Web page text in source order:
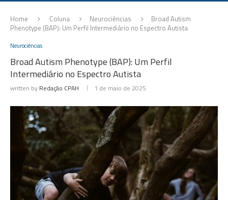
Home Coluna Neurociências
Broad Autism
Phenotype (BAP): Um Perfil Intermediário no Espectro Autista
Neurociências
Broad Autism Phenotype (BAP): Um Perfil
Intermediário no Espectro Autista
written by Redação CPAH 1 de maio de 2025